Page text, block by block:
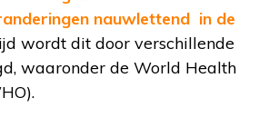
nauwlettend in de
wordt dit door verschillende
waaronder de World Health